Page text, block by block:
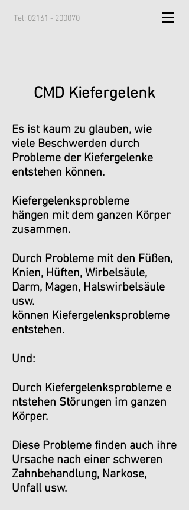
Tel: 02161 - 200070
CMD Kiefergelenk
Es ist kaum zu glauben, wie
viele Beschwerden durch
Probleme der Kiefergelenke
entstehen können.
Kiefergelenksprobleme
hängen mit dem ganzen Körper
zusammen.
Durch Probleme mit den Füßen,
Knien, Hüften, Wirbelsäule,
Darm, Magen, Halswirbelsäule
usw.
können Kiefergelenksprobleme
entstehen.
Und:
Durch Kiefergelenksprobleme e
ntstehen Störungen im ganzen
Körper.
Diese Probleme finden auch ihre
Ursache nach einer schweren
Zahnbehandlung, Narkose,
Unfall usw.